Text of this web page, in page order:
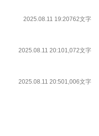
2025.08.11 19:20762文字
2025.08.11 20:101,072文字
2025.08.11 20:501,006文字